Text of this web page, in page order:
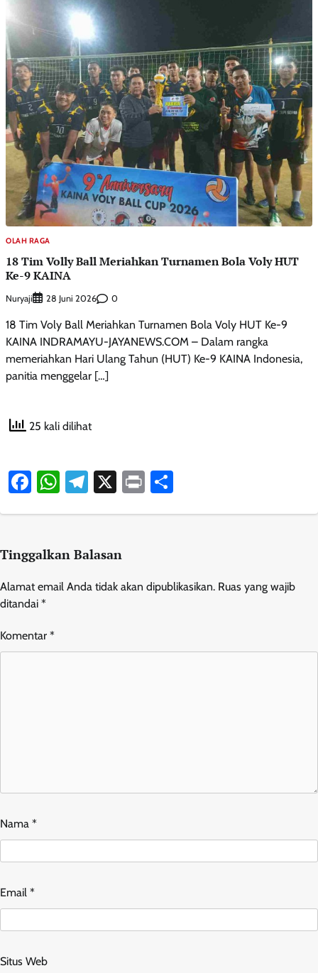
OLAH RAGA
18 Tim Volly Ball Meriahkan Turnamen Bola Voly HUT
Ke-9 KAINA
Nuryaji 28 Juni 2026 0
18 Tim Voly Ball Meriahkan Turnamen Bola Voly HUT Ke-9
KAINA INDRAMAYU-JAYANEWS.COM – Dalam rangka
memeriahkan Hari Ulang Tahun (HUT) Ke-9 KAINA Indonesia,
panitia menggelar […]
25 kali dilihat
Facebook
WhatsApp
Telegram
X Print
Tinggalkan Balasan
Alamat email Anda tidak akan dipublikasikan. Ruas yang wajib
ditandai *
Komentar *
Nama *
Email *
Situs Web